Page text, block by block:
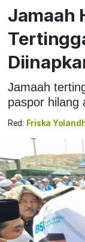
Jamaah
Jamaah
paspor hilang
Red: Friska